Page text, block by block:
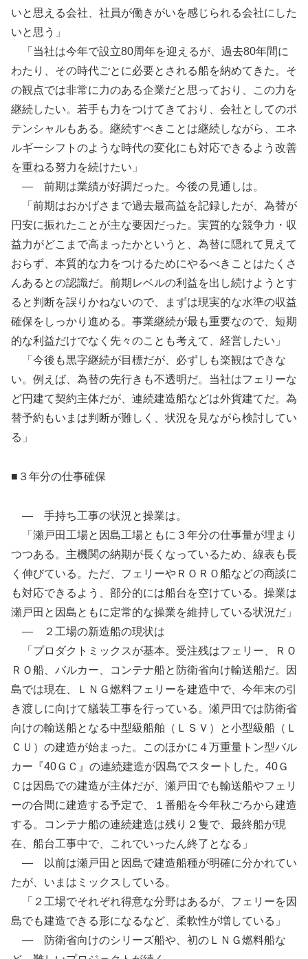
いと思える会社、社員が働きがいを感じられる会社にした
いと思う」
「当社は今年で設立80周年を迎えるが、過去80年間に
わたり、その時代ごとに必要とされる船を納めてきた。そ
の観点では非常に力のある企業だと思っており、この力を
継続したい。若手も力をつけてきており、会社としてのポ
テンシャルもある。継続すべきことは継続しながら、エネ
ルギーシフトのような時代の変化にも対応できるよう改善
を重ねる努力を続けたい」
— 前期は業績が好調だった。今後の見通しは。
「前期はおかげさまで過去最高益を記録したが、為替が
円安に振れたことが主な要因だった。実質的な競争力・収
益力がどこまで高まったかというと、為替に隠れて見えて
おらず、本質的な力をつけるためにやるべきことはたくさ
んあるとの認識だ。前期レベルの利益を出し続けようとす
ると判断を誤りかねないので、まずは現実的な水準の収益
確保をしっかり進める。事業継続が最も重要なので、短期
的な利益だけでなく先々のことも考えて、経営したい」
「今後も黒字継続が目標だが、必ずしも楽観はできな
い。例えば、為替の先行きも不透明だ。当社はフェリーな
ど円建て契約主体だが、連続建造船などは外貨建てだ。為
替予約もいまは判断が難しく、状況を見ながら検討してい
る」
■３年分の仕事確保
— 手持ち工事の状況と操業は。
「瀬戸田工場と因島工場ともに３年分の仕事量が埋まり
つつある。主機関の納期が長くなっているため、線表も長
く伸びている。ただ、フェリーやＲＯＲＯ船などの商談に
も対応できるよう、部分的には船台を空けている。操業は
瀬戸田と因島ともに定常的な操業を維持している状況だ」
— ２工場の新造船の現状は
「プロダクトミックスが基本。受注残はフェリー、ＲＯ
ＲＯ船、バルカー、コンテナ船と防衛省向け輸送船だ。因
島では現在、ＬＮＧ燃料フェリーを建造中で、今年末の引
き渡しに向けて艤装工事を行っている。瀬戸田では防衛省
向けの輸送船となる中型級船舶（ＬＳＶ）と小型級船（Ｌ
ＣＵ）の建造が始まった。このほかに４万重量トン型バル
カー『40ＧＣ』の連続建造が因島でスタートした。40Ｇ
Ｃは因島での建造が主体だが、瀬戸田でも輸送船やフェリ
ーの合間に建造する予定で、１番船を今年秋ごろから建造
する。コンテナ船の連続建造は残り２隻で、最終船が現
在、船台工事中で、これでいったん終了となる」
— 以前は瀬戸田と因島で建造船種が明確に分かれてい
たが、いまはミックスしている。
「２工場でそれぞれ得意な分野はあるが、フェリーを因
島でも建造できる形になるなど、柔軟性が増している」
— 防衛省向けのシリーズ船や、初のＬＮＧ燃料船な